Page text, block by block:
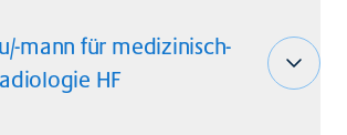
mann für medizinisch-
HF